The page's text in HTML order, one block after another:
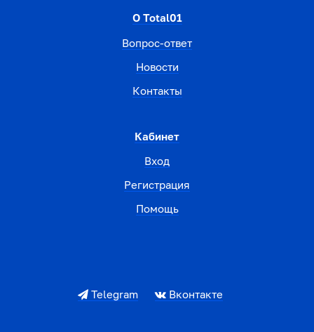
О Total01
Вопрос-ответ
Новости
Контакты
Кабинет
Вход
Регистрация
Помощь
Telegram Вконтакте